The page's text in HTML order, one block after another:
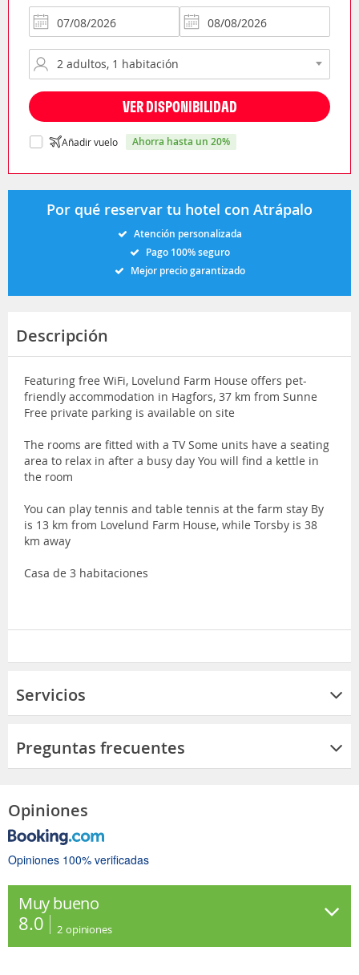
VER DISPONIBILIDAD
Añadir vuelo ahorra hasta un 20%
Por qué reservar tu hotel con Atrápalo
Atención personalizada
Pago 100% seguro
Mejor precio garantizado
Descripción
Featuring free WiFi, Lovelund Farm House offers pet-
friendly accommodation in Hagfors, 37 km from Sunne
Free private parking is available on site
The rooms are fitted with a TV Some units have a seating
area to relax in after a busy day You will find a kettle in
the room
You can play tennis and table tennis at the farm stay By
is 13 km from Lovelund Farm House, while Torsby is 38
km away
Casa de 3 habitaciones
Servicios
Preguntas frecuentes
Opiniones
Opiniones 100% verificadas
Muy bueno
8.0 2 opiniones